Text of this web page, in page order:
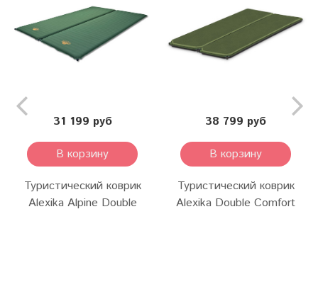
31 199 руб
В корзину
Туристический коврик
Alexika Alpine Double
38 799 руб
В корзину
Туристический коврик
Alexika Double Comfort